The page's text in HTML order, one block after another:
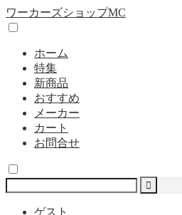
ワーカーズショップMC
ホーム
特集
新商品
おすすめ
メーカー
カート
お問合せ
ゲスト